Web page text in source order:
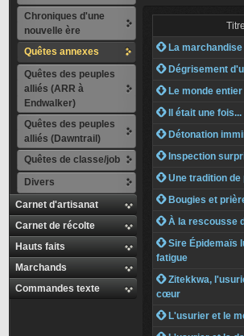
Chroniques d'une
nouvelle ère
Quêtes annexes
Quêtes des peuples
alliés (ARR à
Endwalker)
Quêtes des peuples
alliés (Dawntrail)
Quêtes de classe/job
Divers
Carnet d'artisanat
Carnet de récolte
Hauts faits
Marchands
Commandes texte
Titre
 La marchandise
 Dégrisement
 Le monde
 Il était une
 Détonation
 Inspection
 Une tradition de
 Bougies et
 À la rescousse
 Sire Épidemaïs
fatigue
 Zitekkwa,
cœur
 L'usurier et le